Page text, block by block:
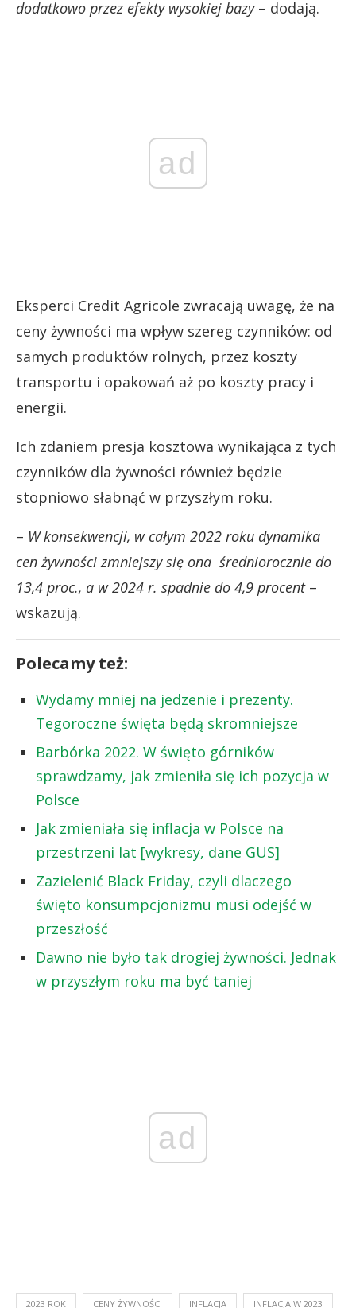
dodatkowo przez efekty wysokiej bazy– dodają.
ad
Eksperci Credit Agricole zwracają uwagę, że na
ceny żywności ma wpływ szereg czynników: od
samych produktów rolnych, przez koszty
transportu i opakowań aż po koszty pracy i
energii.
Ich zdaniem presja kosztowa wynikająca z tych
czynników dla żywności również będzie
stopniowo słabnąć w przyszłym roku.
– W konsekwencji, w całym 2022 roku dynamika
cen żywności zmniejszy się ona średniorocznie do
13,4 proc., a w 2024 r. spadnie do 4,9 procent–
wskazują.
Polecamy też:
Wydamy mniej na jedzenie i prezenty.
Tegoroczne święta będą skromniejsze
Barbórka 2022. W święto górników
sprawdzamy, jak zmieniła się ich pozycja w
Polsce
Jak zmieniała się inflacja w Polsce na
przestrzeni lat [wykresy, dane GUS]
Zazielenić Black Friday, czyli dlaczego
święto konsumpcjonizmu musi odejść w
przeszłość
Dawno nie było tak drogiej żywności. Jednak
w przyszłym roku ma być taniej
ad
2023 ROK CENY ŻYWNOŚCI INFLACJA INFLACJA W 2023